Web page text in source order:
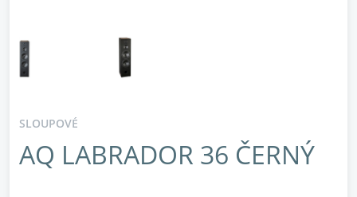
SLOUPOVÉ
AQ LABRADOR 36 ČERNÝ